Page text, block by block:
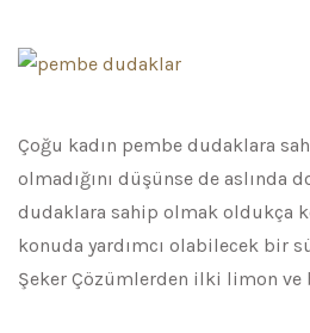
Çoğu kadın pembe dudaklara
olmadığını düşünse de aslında
dudaklara sahip olmak oldukça
konuda yardımcı olabilecek bir
Şeker Çözümlerden ilki limon ve